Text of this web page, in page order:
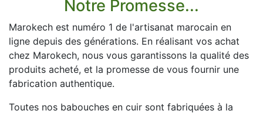
Notre Promesse...
Marokech est numéro 1 de l'artisanat marocain en
ligne depuis des générations. En réalisant vos achat
chez Marokech, nous vous garantissons la qualité des
produits acheté, et la promesse de vous fournir une
fabrication authentique.
Toutes nos babouches en cuir sont fabriquées à la